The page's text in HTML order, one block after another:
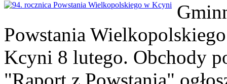
Powstania
Kcyni 8 lutego. Obchody
"Raport z Powstania"